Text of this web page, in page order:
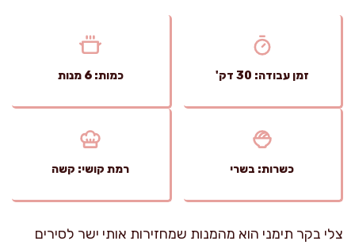
זמן עבודה: 30 דק' כמות: 6 מנות
כשרות: בשרי רמת קושי: קשה
צלי בקר תימני הוא מהמנות שמחזירות אותי ישר לסירים